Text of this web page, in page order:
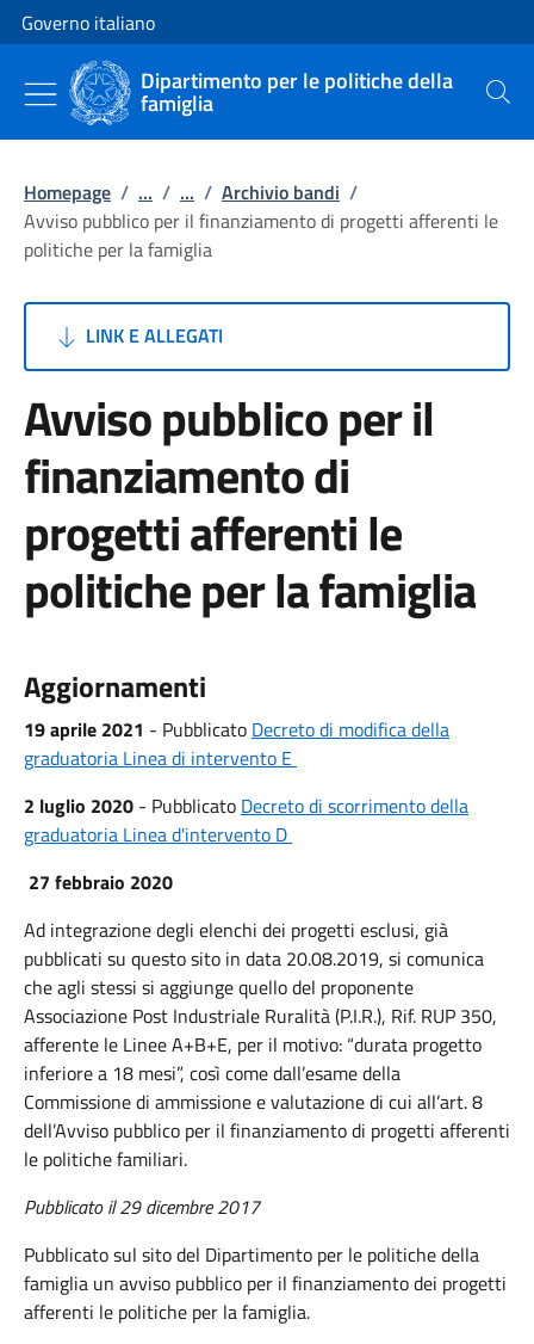
Vai al contenuto
Vai alla navigazione del sito
Governo italiano
Dipartimento per le politiche della
famiglia Cerca
Homepage / ... / ... / Archivio bandi /
Avviso pubblico per il finanziamento di progetti afferenti le
politiche per la famiglia
LINK E ALLEGATI
Avviso pubblico per il
finanziamento di
progetti afferenti le
politiche per la famiglia
Aggiornamenti
19 aprile 2021 - Pubblicato Decreto di modifica della
graduatoria Linea di intervento E
2 luglio 2020 - Pubblicato Decreto di scorrimento della
graduatoria Linea d'intervento D
27 febbraio 2020
Ad integrazione degli elenchi dei progetti esclusi, già
pubblicati su questo sito in data 20.08.2019, si comunica
che agli stessi si aggiunge quello del proponente
Associazione Post Industriale Ruralità (P.I.R.), Rif. RUP 350,
afferente le Linee A+B+E, per il motivo: “durata progetto
inferiore a 18 mesi”, così come dall’esame della
Commissione di ammissione e valutazione di cui all’art. 8
dell’Avviso pubblico per il finanziamento di progetti afferenti
le politiche familiari.
Pubblicato il 29 dicembre 2017
Pubblicato sul sito del Dipartimento per le politiche della
famiglia un avviso pubblico per il finanziamento dei progetti
afferenti le politiche per la famiglia.